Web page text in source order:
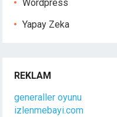
Wordpress
Yapay Zeka
REKLAM
generaller oyunu
izlenmebayi.com